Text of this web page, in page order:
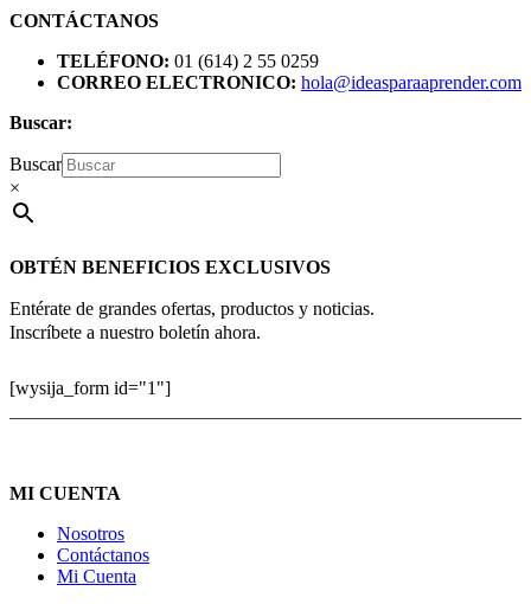
CONTÁCTANOS
TELÉFONO: 01 (614) 2 55 0259
CORREO ELECTRONICO: hola@ideasparaaprender.com
Buscar:
Buscar
×
OBTÉN BENEFICIOS EXCLUSIVOS
Entérate de grandes ofertas, productos y noticias.
Inscríbete a nuestro boletín ahora.
[wysija_form id="1"]
MI CUENTA
Nosotros
Contáctanos
Mi Cuenta